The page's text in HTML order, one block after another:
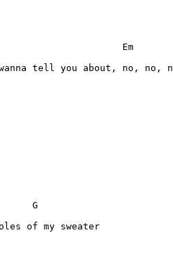
Em
tell you about, no, no,
G
of my sweater